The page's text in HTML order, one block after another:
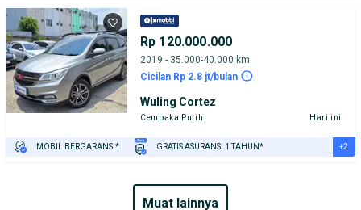
Rp 120.000.000
2019 - 35.000-40.000 km
Cicilan Rp 2.8 jt/bulan
Wuling Cortez
Cempaka Putih Hari ini
MOBIL BERGARANSI* GRATIS ASURANSI 1 TAHUN* +2
muat lainnya